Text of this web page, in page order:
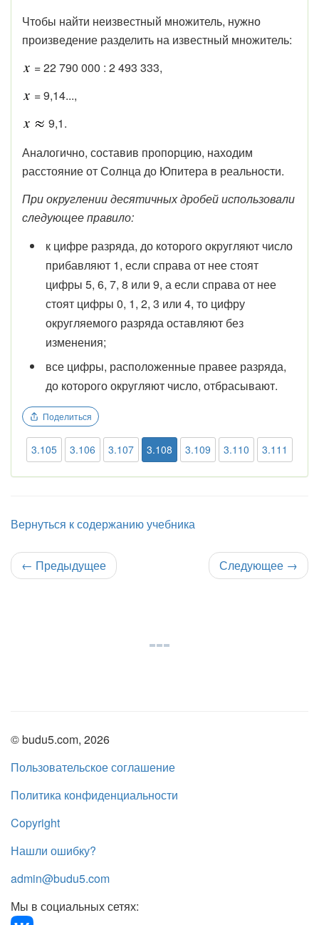
Чтобы найти неизвестный множитель, нужно
произведение разделить на известный множитель:
= 22 790 000 : 2 493 333,
= 9,14...,
9,1.
Аналогично, составив пропорцию, находим
расстояние от Солнца до Юпитера в реальности.
При округлении десятичных дробей использовали
следующее правило:
к цифре разряда, до которого округляют число
прибавляют 1, если справа от нее стоят
цифры 5, 6, 7, 8 или 9, а если справа от нее
стоят цифры 0, 1, 2, 3 или 4, то цифру
округляемого разряда оставляют без
изменения;
все цифры, расположенные правее разряда,
до которого округляют число, отбрасывают.
Поделиться
3.105 3.106 3.107 3.108 3.109 3.110 3.111
Вернуться к содержанию учебника
← Предыдущее Следующее →
© budu5.com, 2026
Пользовательское соглашение
Политика конфиденциальности
Copyright
Нашли ошибку?
admin@budu5.com
Мы в социальных сетях: